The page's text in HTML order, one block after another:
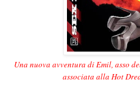
Una nuova avventura di Emil, asso
associata alla Hot